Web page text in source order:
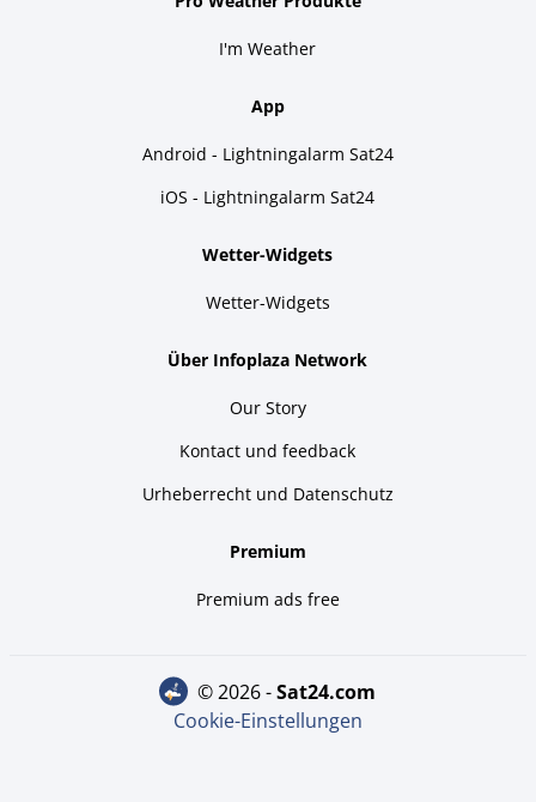
I'm Weather
App
Android - Lightningalarm Sat24
iOS - Lightningalarm Sat24
Wetter-Widgets
Wetter-Widgets
Über Infoplaza Network
Our Story
Kontact und feedback
Urheberrecht und Datenschutz
Premium
Premium ads free
© 2026 - sat24.com
Cookie-Einstellungen